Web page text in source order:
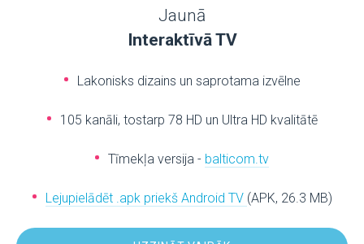
Jaunā
Interaktīvā TV
Lakonisks dizains un saprotama izvēlne
105 kanāli, tostarp 78 HD un Ultra HD kvalitātē
Tīmekļa versija - balticom.tv
Lejupielādēt .apk priekš Android TV (APK, 26.3 MB)